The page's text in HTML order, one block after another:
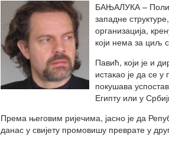
БАЊАЛУКА –
западне
организација,
који нема за циљ
Павић, који је и
истакао је да се
покушава
Египту или у
Према његовим ријечима, јасно је да
данас у свијету промовишу преврате у